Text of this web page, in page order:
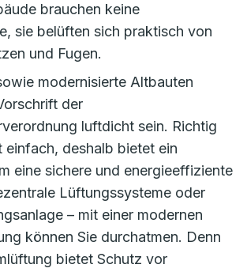
brauchen keine
sie belüften sich praktisch von
und Fugen.
modernisierte Altbauten
der
luftdicht sein. Richtig
einfach, deshalb bietet ein
eine sichere und energieeffiziente
Lüftungssysteme oder
– mit einer modernen
können Sie durchatmen. Denn
bietet Schutz vor